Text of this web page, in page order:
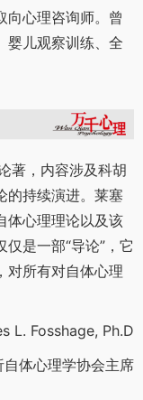
向心理咨询师。曾
婴儿观察训练、全
著，内容涉及科胡
的持续演进。莱塞
体心理理论以及该
是一部“导论”，它
对所有对自体心理
L. Fosshage, Ph.D
自体心理学协会主席